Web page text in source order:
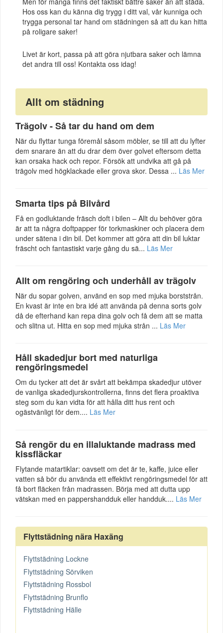
Hos oss kan du känna dig trygg i ditt val, vår kunniga och
trygga personal tar hand om städningen så att du kan hitta
på roligare saker!
Livet är kort, passa på att göra njutbara saker och lämna
det andra till oss! Kontakta oss idag!
Allt om städning
Trägolv - Så tar du hand om dem
När du flyttar tunga föremål såsom möbler, se till att du lyfter
dem snarare än att du drar dem över golvet eftersom detta
kan orsaka hack och repor. Försök att undvika att gå på
trägolv med högklackade eller grova skor. Dessa ... Läs Mer
Smarta tips på Bilvård
Få en godluktande fräsch doft i bilen – Allt du behöver göra
är att ta några doftpapper för torkmaskiner och placera dem
under sätena i din bil. Det kommer att göra att din bil luktar
fräscht och fantastiskt varje gång du sä... Läs Mer
Allt om rengöring och underhåll av trägolv
När du sopar golven, använd en sop med mjuka borststrån.
En kvast är inte en bra idé att använda på denna sorts golv
då de efterhand kan repa dina golv och få dem att se matta
och slitna ut. Hitta en sop med mjuka strån ... Läs Mer
Håll skadedjur bort med naturliga
rengöringsmedel
Om du tycker att det är svårt att bekämpa skadedjur utöver
de vanliga skadedjurskontrollerna, finns det flera proaktiva
steg som du kan vidta för att hålla ditt hus rent och
ogästvänligt för dem.... Läs Mer
Så rengör du en illaluktande madrass med
kissfläckar
Flytande matartiklar: oavsett om det är te, kaffe, juice eller
vatten så bör du använda ett effektivt rengöringsmedel för att
få bort fläcken från madrassen. Börja med att dutta upp
vätskan med en pappershandduk eller handduk.... Läs Mer
Flyttstädning nära Haxäng
Flyttstädning Lockne
Flyttstädning Sörviken
Flyttstädning Rossbol
Flyttstädning Brunflo
Flyttstädning Hälle